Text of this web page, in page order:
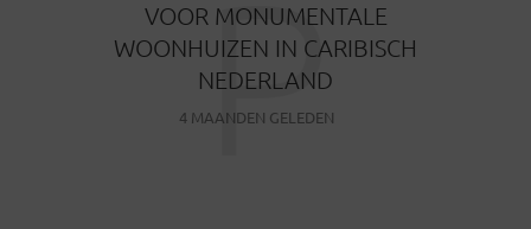
VOOR MONUMENTALE
WOONHUIZEN IN CARIBISCH
NEDERLAND
4 MAANDEN GELEDEN
P